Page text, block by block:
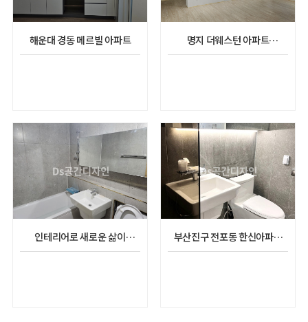
해운대 경동 메르빌 아파트
명지 더웨스턴 아파트
리모델링공사
인테리어로 새로운 삶이
시작되었다 사직 그린코아
부산진구 전포동 한신아파트
인테리어 시공(45평)